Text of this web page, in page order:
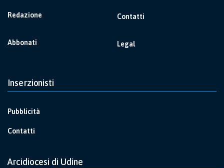
Redazione
Abbonati
Contatti
Legal
Inserzionisti
Pubblicità
Contatti
Arcidiocesi di Udine